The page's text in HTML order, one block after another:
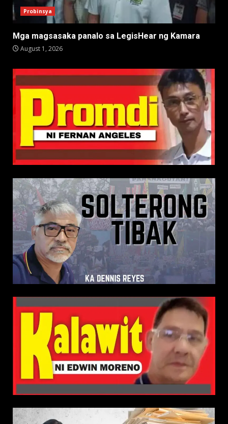
Probinsya
Mga magsasaka panalo sa LegisHear ng Kamara
August 1, 2026